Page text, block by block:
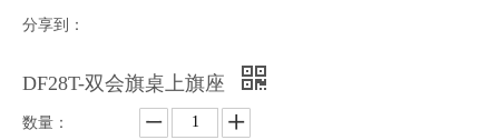
分享到：
DF28T-双会旗桌上旗座
数量：